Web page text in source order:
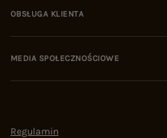
OBSŁUGA KLIENTA
MEDIA SPOŁECZNOŚCIOWE
Regulamin